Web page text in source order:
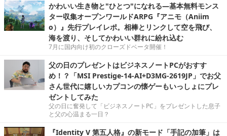
かわいい生き物と"ひとつ"になれる―基本無料モンス
ター収集オープンワールドARPG『アニモ（Aniim
o）』先行プレイレポ。相棒とリンクして空を飛び、
海を渡り、そしてかわいい群れに紛れ込む
7月に国内向け初のクローズドベータ開催！
父の日のプレゼントはビジネスノートPCがおすす
め！？「MSI Prestige-14-AI+D3MG-2619JP」でお父
さん世代に嬉しいカプコンの懐ゲーもいっしょにプレ
ゼントしてみた
父の日に奮発して「ビジネスノートPC」をプレゼントした息子
と父の心温まる一日？
『Identity V 第五人格』の新モード「手記の加筆」は